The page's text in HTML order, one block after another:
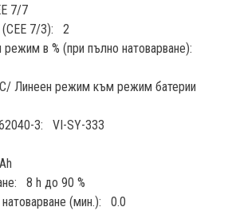
7/7
(CEE 7/3): 2
режим в % (при пълно натоварване):
Линеен режим към режим батерии
3: VI-SY-333
8 h до 90 %
(мин.): 0.0